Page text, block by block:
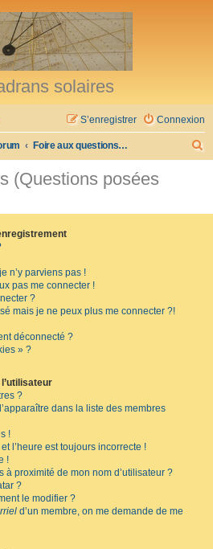
solaires
Connexion
S’enregistrer
Foire aux questions (Questions posées fréquemment)
(Questions posées
n’y parviens pas !
pas me connecter !
?
mais je ne peux plus me connecter ?!
déconnecté ?
» ?
?
dans la liste des membres
!
l’heure est toujours incorrecte !
!
à proximité de mon nom d’utilisateur ?
?
le modifier ?
d’un membre, on me demande de me